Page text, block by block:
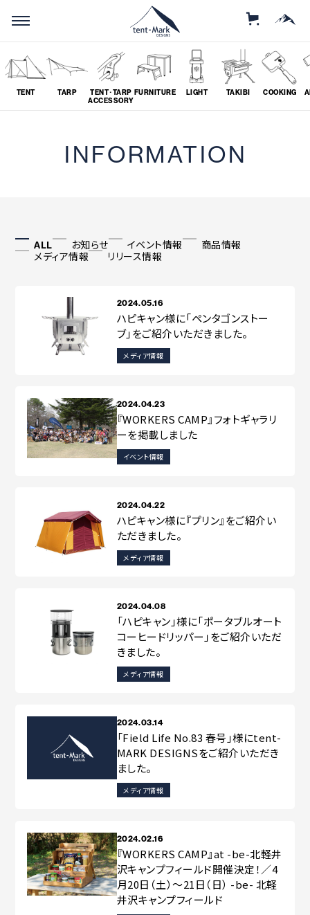
STORE
MOUNTAIN
TENT
TARP
TENT･TARP
ACCESSORY
FURNITURE LIGHT TAKIBI COOKING
ツーリング
コラボレーション
# COLLABORATION # IKI
ABOUT US COLLABORATOR
CONTACT
ONLINE STORE
MOUNTAIN
INFORMATION
ALL お知らせ イベント情報
商品情報
メディア情報
リリース情報
2024.05.16
ハピキャン様に「ペンタゴンストー
ブ」をご紹介いただきました。
メディア情報
2024.04.23
『WORKERS CAMP』フォトギャラリ
ーを掲載しました
イベント情報
2024.04.22
ハピキャン様に『プリン』をご紹介い
ただきました。
メディア情報
2024.04.08
「ハピキャン」様に「ポータブルオート
コーヒードリッパー」をご紹介いただ
きました。
メディア情報
2024.03.14
「Field Life No.83 春号」様にtent-
MARK DESIGNSをご紹介いただき
ました。
メディア情報
2024.02.16
『WORKERS CAMP』at -be-北軽井
沢キャンプフィールド開催決定！／4
月20日（土）～21日（日） -be- 北軽
井沢キャンプフィールド